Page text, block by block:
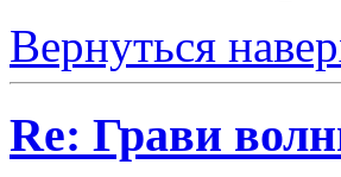
Вернуться
Re: Грави